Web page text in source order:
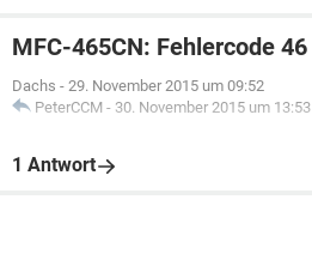
MFC-465CN: Fehlercode 46
Dachs - 29. November 2015 um 09:52
PeterCCM - 30. November 2015 um 13:53
1 Antwort